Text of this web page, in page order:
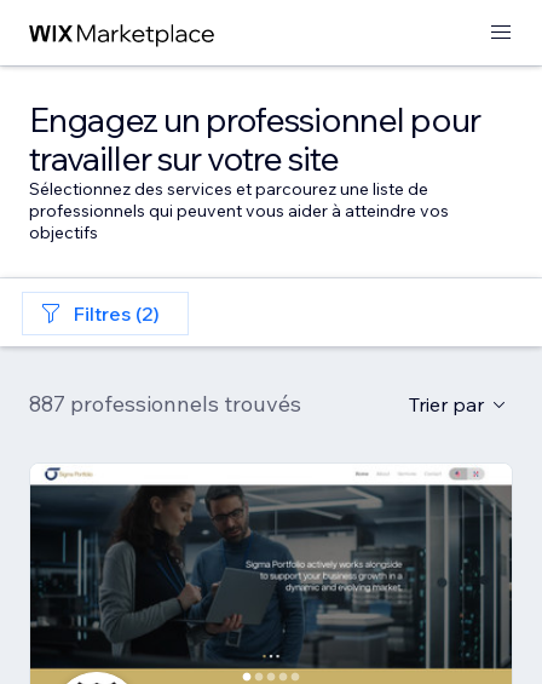
Engagez un professionnel pour
travailler sur votre site
Sélectionnez des services et parcourez une liste de
professionnels qui peuvent vous aider à atteindre vos
objectifs
Filtres (2)
887 professionnels trouvés Trier par